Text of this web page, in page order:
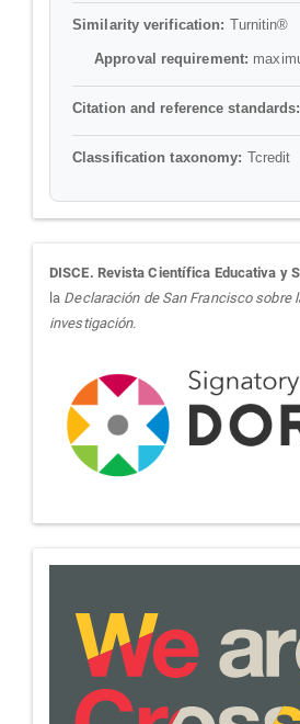
Similarity verification: Turnitin®
Approval requirement:
Citation and reference standards:
Classification taxonomy: Tcredit
sora
DISCE. Revista Científica Educativa y
la Declaración de San Francisco sobre
investigación.
are-
crossref